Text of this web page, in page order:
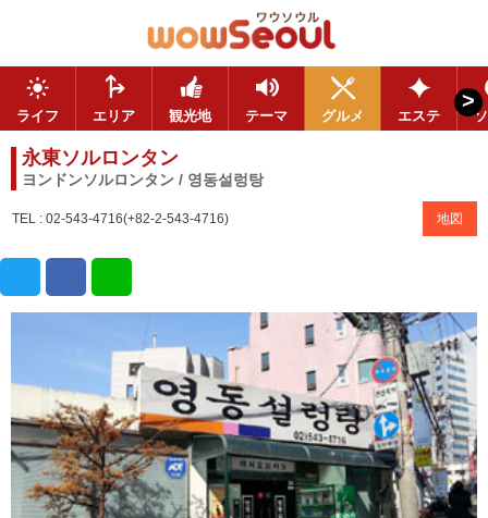
ライフ エリア 観光地 テーマ グルメ エステ
>
永東ソルロンタン
ヨンドンソルロンタン / 영동설렁탕
TEL : 02-543-4716(+82-2-543-4716) 地図